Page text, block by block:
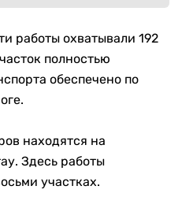
работы охватывали 192
полностью
обеспечено по
находятся на
Здесь работы
участках.